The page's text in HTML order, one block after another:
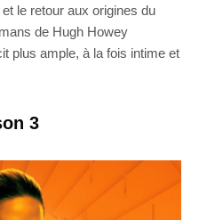
le retour aux origines du
de Hugh Howey
plus ample, à la fois intime et
3